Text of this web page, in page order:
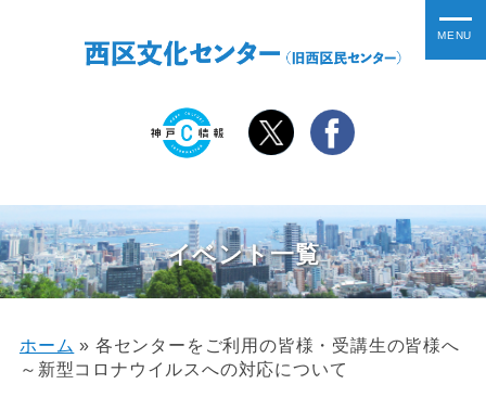
イベント一覧
ホーム » 各センターをご利用の皆様・受講生の皆様へ
～新型コロナウイルスへの対応について